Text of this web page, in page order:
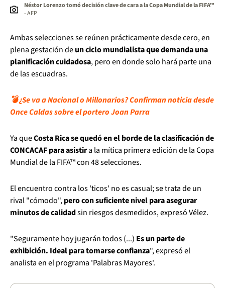
Néstor Lorenzo tomó decisión clave de cara a la Copa Mundial de la FIFA™
- AFP
Ambas selecciones se reúnen prácticamente desde cero, en
plena gestación deun ciclo mundialista que demanda una
planificación cuidadosa, pero en donde solo hará parte una
de las escuadras.
💣 ¿Se va a Nacional o Millonarios? Confirman noticia desde
Once Caldas sobre el portero Joan Parra
Ya queCosta Rica se quedó en el borde de la clasificación de
CONCACAF para asistira la mítica primera edición de la Copa
Mundial de la FIFA™ con 48 selecciones.
El encuentro contra los 'ticos' no es casual; se trata de un
rival "cómodo",pero con suficiente nivel para asegurar
minutos de calidadsin riesgos desmedidos, expresó Vélez.
"Seguramente hoy jugarán todos (...) Es un parte de
exhibición. Ideal para tomarse confianza", expresó el
analista en el programa 'Palabras Mayores'.